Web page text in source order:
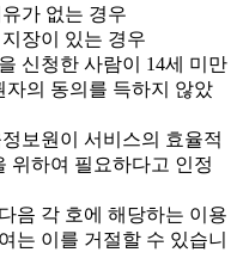
가 없는 경우
장이 있는 경우
신청한 사람이 14세 미만
자의 동의를 득하지 않았
보원이 서비스의 효율적
위하여 필요하다고 인정
음 각 호에 해당하는 이용
는 이를 거절할 수 있습니